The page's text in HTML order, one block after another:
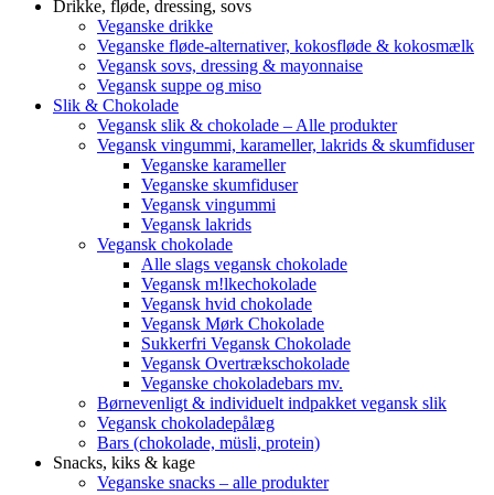
Drikke, fløde, dressing, sovs
Veganske drikke
Veganske fløde-alternativer, kokosfløde & kokosmælk
Vegansk sovs, dressing & mayonnaise
Vegansk suppe og miso
Slik & Chokolade
Vegansk slik & chokolade – Alle produkter
Vegansk vingummi, karameller, lakrids & skumfiduser
Veganske karameller
Veganske skumfiduser
Vegansk vingummi
Vegansk lakrids
Vegansk chokolade
Alle slags vegansk chokolade
Vegansk m!lkechokolade
Vegansk hvid chokolade
Vegansk Mørk Chokolade
Sukkerfri Vegansk Chokolade
Vegansk Overtrækschokolade
Veganske chokoladebars mv.
Børnevenligt & individuelt indpakket vegansk slik
Vegansk chokoladepålæg
Bars (chokolade, müsli, protein)
Snacks, kiks & kage
Veganske snacks – alle produkter